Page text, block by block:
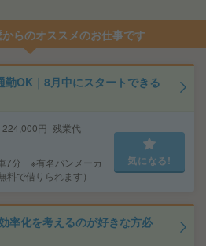
らのオススメのお仕事です
勤OK｜8月中にスタートできる
円+残業代
7分 ※有名パンメーカ
で借りられます）
気になる!
率化を考えるのが好きな方必